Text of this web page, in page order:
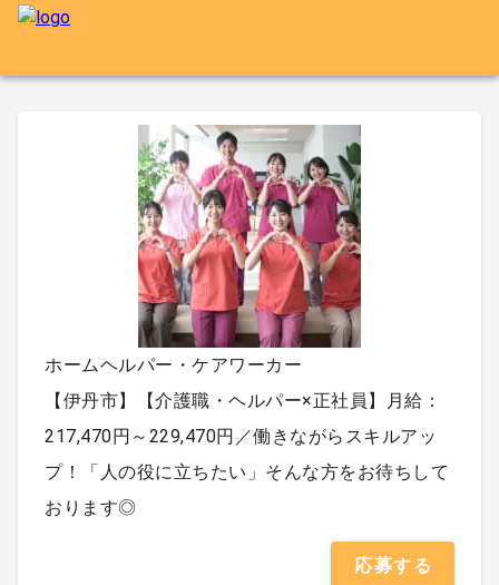
ホームヘルパー・ケアワーカー
【伊丹市】【介護職・ヘルパー×正社員】月給：
217,470円～229,470円／働きながらスキルアッ
プ！「人の役に立ちたい」そんな方をお待ちして
おります◎
応募する